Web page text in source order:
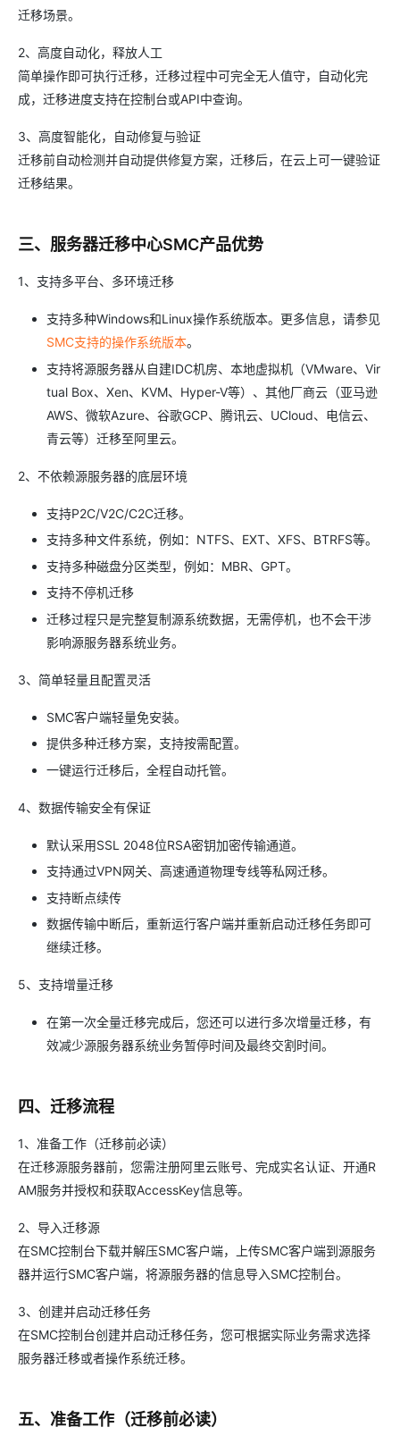
迁移场景。
2、高度自动化，释放人工
简单操作即可执行迁移，迁移过程中可完全无人值守，自动化完
成，迁移进度支持在控制台或API中查询。
3、高度智能化，自动修复与验证
迁移前自动检测并自动提供修复方案，迁移后，在云上可一键验证
迁移结果。
三、服务器迁移中心SMC产品优势
1、支持多平台、多环境迁移
支持多种Windows和Linux操作系统版本。更多信息，请参见
SMC支持的操作系统版本。
支持将源服务器从自建IDC机房、本地虚拟机（VMware、Vir
tual Box、Xen、KVM、Hyper-V等）、其他厂商云（亚马逊
AWS、微软Azure、谷歌GCP、腾讯云、UCloud、电信云、
青云等）迁移至阿里云。
2、不依赖源服务器的底层环境
支持P2C/V2C/C2C迁移。
支持多种文件系统，例如：NTFS、EXT、XFS、BTRFS等。
支持多种磁盘分区类型，例如：MBR、GPT。
支持不停机迁移
迁移过程只是完整复制源系统数据，无需停机，也不会干涉
影响源服务器系统业务。
3、简单轻量且配置灵活
SMC客户端轻量免安装。
提供多种迁移方案，支持按需配置。
一键运行迁移后，全程自动托管。
4、数据传输安全有保证
默认采用SSL 2048位RSA密钥加密传输通道。
支持通过VPN网关、高速通道物理专线等私网迁移。
支持断点续传
数据传输中断后，重新运行客户端并重新启动迁移任务即可
继续迁移。
5、支持增量迁移
在第一次全量迁移完成后，您还可以进行多次增量迁移，有
效减少源服务器系统业务暂停时间及最终交割时间。
四、迁移流程
1、准备工作（迁移前必读）
在迁移源服务器前，您需注册阿里云账号、完成实名认证、开通R
AM服务并授权和获取AccessKey信息等。
2、导入迁移源
在SMC控制台下载并解压SMC客户端，上传SMC客户端到源服务
器并运行SMC客户端，将源服务器的信息导入SMC控制台。
3、创建并启动迁移任务
在SMC控制台创建并启动迁移任务，您可根据实际业务需求选择
服务器迁移或者操作系统迁移。
五、准备工作（迁移前必读）